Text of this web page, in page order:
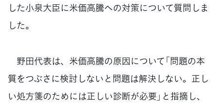
した小泉大臣に米価高騰への対策について質問しま
した。
野田代表は、米価高騰の原因について「問題の本
質をつぶさに検討しないと問題は解決しない。正し
い処方箋のためには正しい診断が必要」と指摘し、